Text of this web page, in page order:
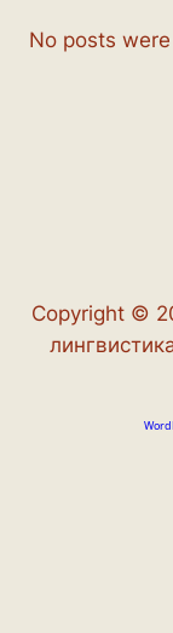
No posts
Copyright ©